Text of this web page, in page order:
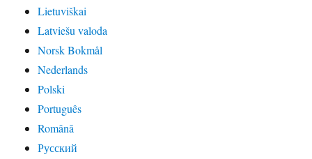
Lietuviškai
Latviešu valoda
Norsk Bokmål
Nederlands
Polski
Português
Română
Русский